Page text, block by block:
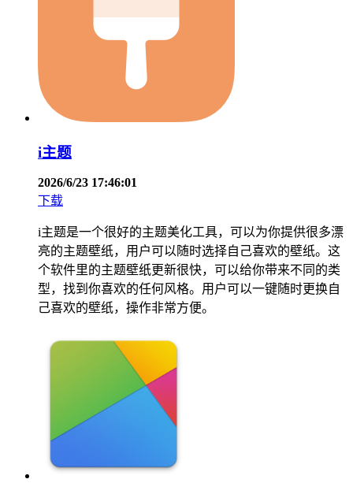
i主题
2026/6/23 17:46:01
下载
i主题是一个很好的主题美化工具，可以为你提供很多漂
亮的主题壁纸，用户可以随时选择自己喜欢的壁纸。这
个软件里的主题壁纸更新很快，可以给你带来不同的类
型，找到你喜欢的任何风格。用户可以一键随时更换自
己喜欢的壁纸，操作非常方便。